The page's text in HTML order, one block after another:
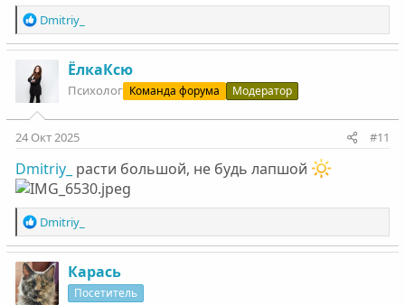
Р
е
а
к
ц
и
и
:
Dmitriy_
ЁлкаКсю
Психолог Команда форума Модератор
24 Окт 2025 #11
Dmitriy_ расти большой, не будь лапшой
Р
е
а
к
ц
Dmitriy_
Карась
Посетитель